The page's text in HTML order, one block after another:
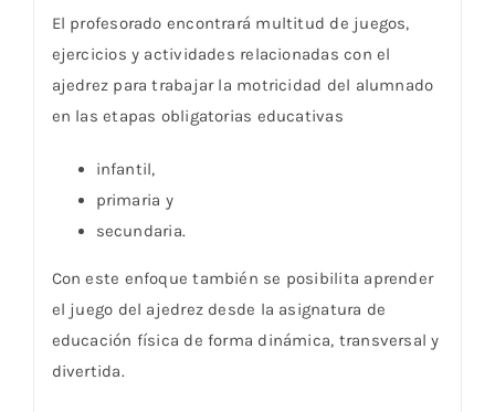
El profesorado encontrará multitud de juegos,
ejercicios y actividades relacionadas con el
ajedrez para trabajar la motricidad del alumnado
en las etapas obligatorias educativas
infantil,
primaria y
secundaria.
Con este enfoque también se posibilita aprender
el juego del ajedrez desde la asignatura de
educación física de forma dinámica, transversal y
divertida.